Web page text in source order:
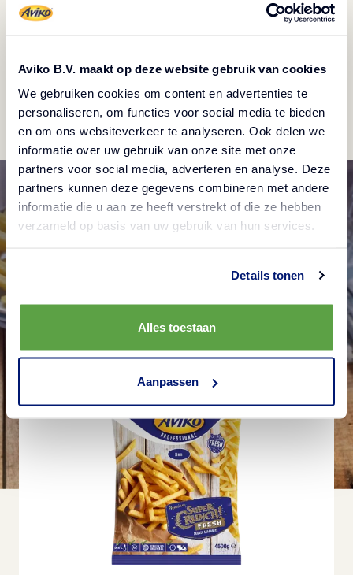
Aviko B.V. maakt op deze website gebruik van cookies
We gebruiken cookies om content en advertenties te
personaliseren, om functies voor social media te bieden
en om ons websiteverkeer te analyseren. Ook delen we
informatie over uw gebruik van onze site met onze
partners voor social media, adverteren en analyse. Deze
partners kunnen deze gegevens combineren met andere
informatie die u aan ze heeft verstrekt of die ze hebben
verzameld op basis van uw gebruik van hun services.
Details tonen
Alles toestaan
Aanpassen
vegan)
Handvol koriander
Partjes limoen
SuperCrunch